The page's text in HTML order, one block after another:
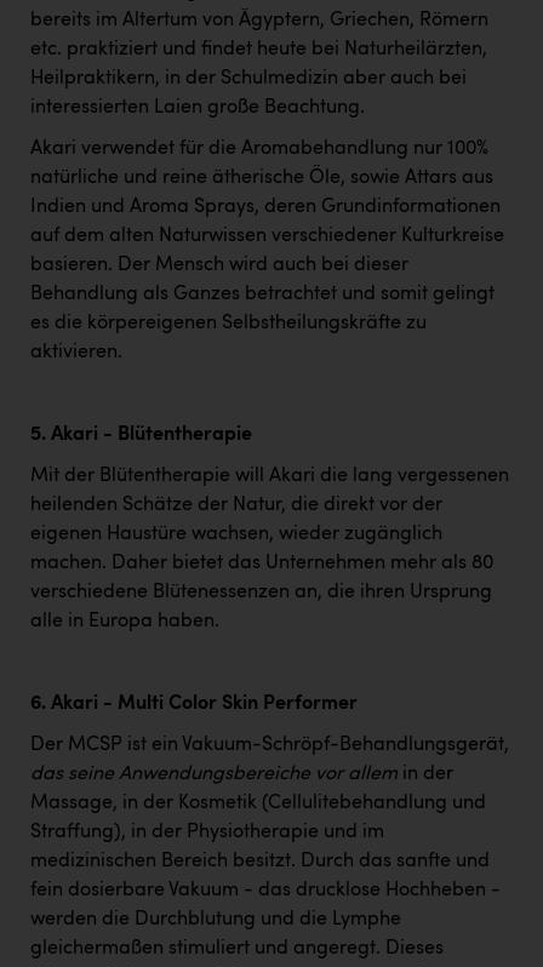
bereits im Altertum von Ägyptern, Griechen, Römern
etc. praktiziert und findet heute bei Naturheilärzten,
Heilpraktikern, in der Schulmedizin aber auch bei
interessierten Laien große Beachtung.
Akari verwendet für die Aromabehandlung nur 100%
natürliche und reine ätherische Öle, sowie Attars aus
Indien und Aroma Sprays, deren Grundinformationen
auf dem alten Naturwissen verschiedener Kulturkreise
basieren. Der Mensch wird auch bei dieser
Behandlung als Ganzes betrachtet und somit gelingt
es die körpereigenen Selbstheilungskräfte zu
aktivieren.
5. Akari - Blütentherapie
Mit der Blütentherapie will Akari die lang vergessenen
heilenden Schätze der Natur, die direkt vor der
eigenen Haustüre wachsen, wieder zugänglich
machen. Daher bietet das Unternehmen mehr als 80
verschiedene Blütenessenzen an, die ihren Ursprung
alle in Europa haben.
6. Akari - Multi Color Skin Performer
Der MCSP ist ein Vakuum-Schröpf-Behandlungsgerät,
das seine Anwendungsbereiche vor allem in der
Massage, in der Kosmetik (Cellulitebehandlung und
Straffung), in der Physiotherapie und im
medizinischen Bereich besitzt. Durch das sanfte und
fein dosierbare Vakuum - das drucklose Hochheben -
werden die Durchblutung und die Lymphe
gleichermaßen stimuliert und angeregt. Dieses